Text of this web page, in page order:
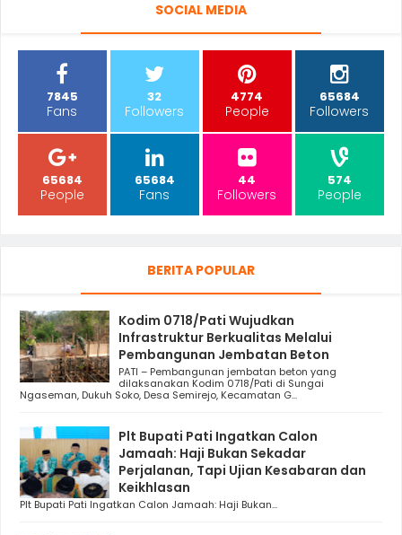
SOCIAL MEDIA
7845
Fans
32
Followers
4774
People
65684
Followers
65684
People
65684
Fans
44
Followers
574
People
BERITA POPULAR
Kodim 0718/Pati Wujudkan
Infrastruktur Berkualitas Melalui
Pembangunan Jembatan Beton
PATI – Pembangunan jembatan beton yang
dilaksanakan Kodim 0718/Pati di Sungai
Ngaseman, Dukuh Soko, Desa Semirejo, Kecamatan G...
Plt Bupati Pati Ingatkan Calon
Jamaah: Haji Bukan Sekadar
Perjalanan, Tapi Ujian Kesabaran dan
Keikhlasan
Plt Bupati Pati Ingatkan Calon Jamaah: Haji Bukan...